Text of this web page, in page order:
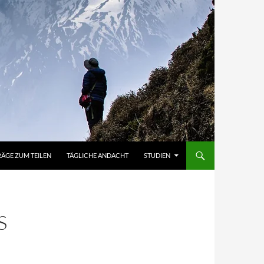
ZUM TEILEN TÄGLICHE ANDACHT STUDIEN